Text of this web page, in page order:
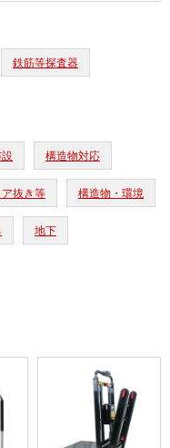
鉄筋等探査器
構造物対応
抜き等 構造物・環境
地下